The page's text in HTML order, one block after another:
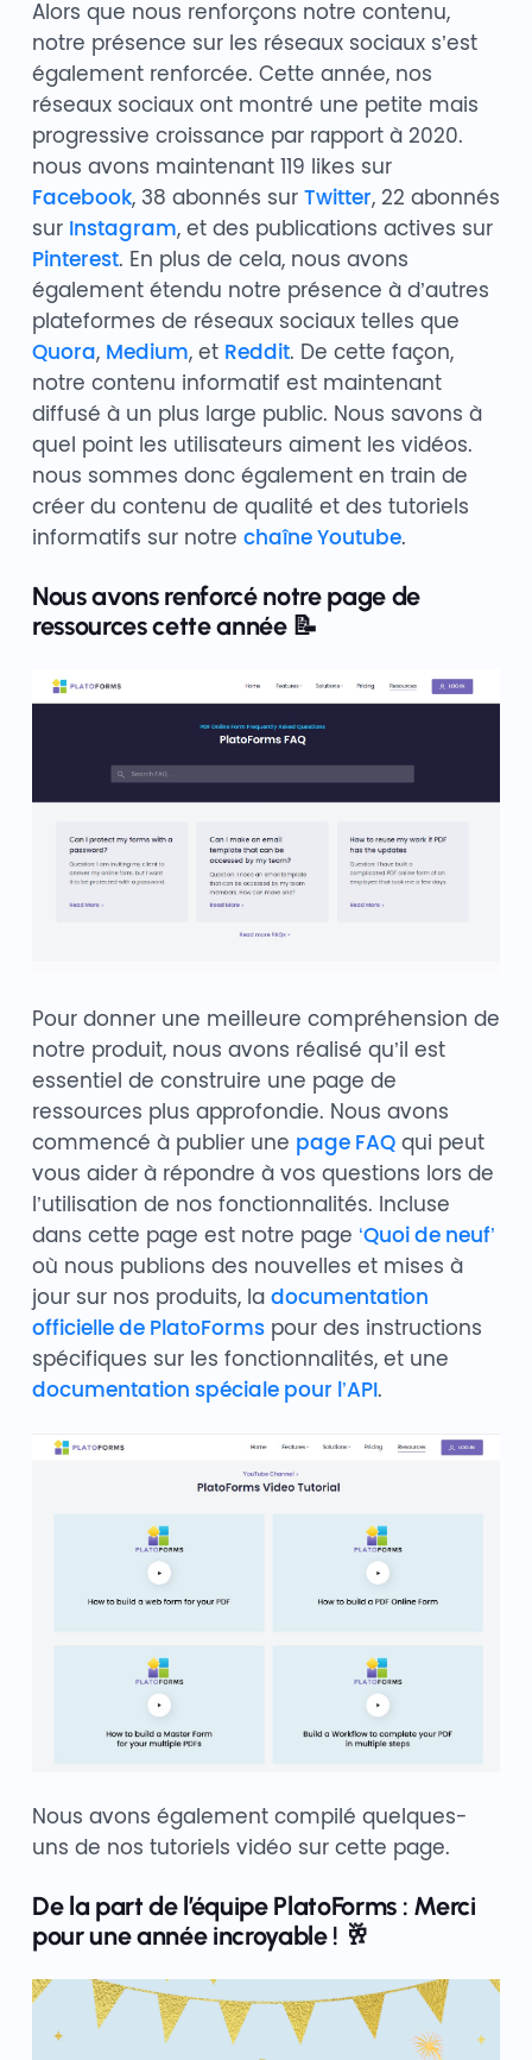
Alors que nous renforçons notre contenu,
notre présence sur les réseaux sociaux s’est
également renforcée. Cette année, nos
réseaux sociaux ont montré une petite mais
progressive croissance par rapport à 2020.
nous avons maintenant 119 likes sur
Facebook, 38 abonnés sur Twitter, 22 abonnés
sur Instagram, et des publications actives sur
Pinterest. En plus de cela, nous avons
également étendu notre présence à d’autres
plateformes de réseaux sociaux telles que
Quora, Medium, et Reddit. De cette façon,
notre contenu informatif est maintenant
diffusé à un plus large public. Nous savons à
quel point les utilisateurs aiment les vidéos.
nous sommes donc également en train de
créer du contenu de qualité et des tutoriels
informatifs sur notre chaîne Youtube.
Nous avons renforcé notre page de
ressources cette année 📝
Pour donner une meilleure compréhension de
notre produit, nous avons réalisé qu’il est
essentiel de construire une page de
ressources plus approfondie. Nous avons
commencé à publier une page FAQqui peut
vous aider à répondre à vos questions lors de
l’utilisation de nos fonctionnalités. Incluse
dans cette page est notre page ‘Quoi de neuf’
où nous publions des nouvelles et mises à
jour sur nos produits, la documentation
officielle de PlatoFormspour des instructions
spécifiques sur les fonctionnalités, et une
documentation spéciale pour l’API.
Nous avons également compilé quelques-
uns de nos tutoriels vidéo sur cette page.
De la part de l’équipe PlatoForms : Merci
pour une année incroyable ! 🥂